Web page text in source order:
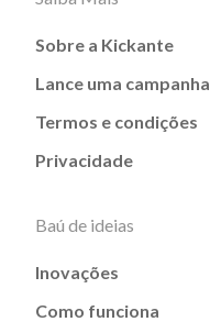
Sobre a Kickante
Lance uma campanha
Termos e condições
Privacidade
Baú de ideias
Inovações
Como funciona